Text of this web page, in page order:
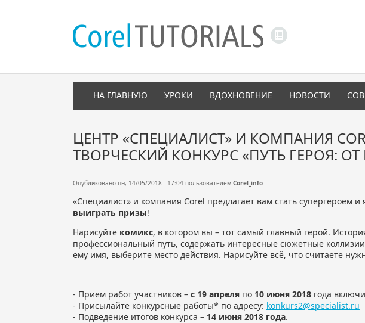
НА ГЛАВНУЮ УРОКИ ВДОХНОВЕНИЕ НОВОСТИ
ЦЕНТР «СПЕЦИАЛИСТ» И КОМПАНИЯ
ТВОРЧЕСКИЙ КОНКУРС «ПУТЬ ГЕРОЯ:
Опубликовано пн, 14/05/2018 - 17:04 пользователем Corel_info
«Специалист» и компания Corel предлагает вам стать супергероем и
выиграть призы!
Нарисуйте комикс, в котором вы – тот самый главный герой.
профессиональный путь, содержать интересные сюжетные
ему имя, выберите место действия. Нарисуйте всё, что считаете
- Прием работ участников – с 19 апреля по 10 июня 2018 года
- Присылайте конкурсные работы* по адресу: konkurs2@specialist.ru
- Подведение итогов конкурса – 14 июня 2018 года.